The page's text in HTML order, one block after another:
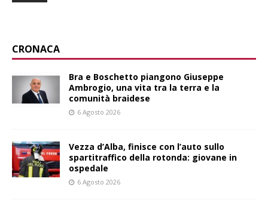
CRONACA
Bra e Boschetto piangono Giuseppe
Ambrogio, una vita tra la terra e la
comunità braidese
6 Agosto 2026
Vezza d’Alba, finisce con l’auto sullo
spartitraffico della rotonda: giovane in
ospedale
6 Agosto 2026